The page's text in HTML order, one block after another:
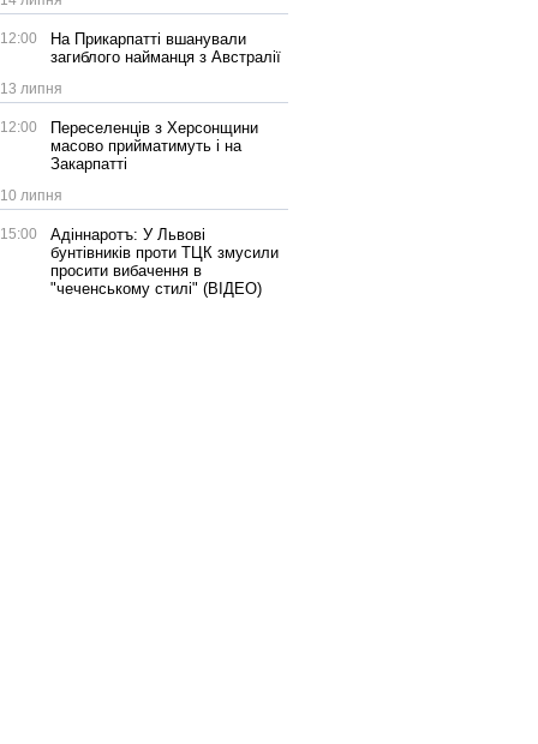
12:00
На Прикарпатті вшанували
загиблого найманця з Австралії
13 липня
12:00
Переселенців з Херсонщини
масово прийматимуть і на
Закарпатті
10 липня
15:00
Адіннаротъ: У Львові
бунтівників проти ТЦК змусили
просити вибачення в
"чеченському стилі" (ВІДЕО)